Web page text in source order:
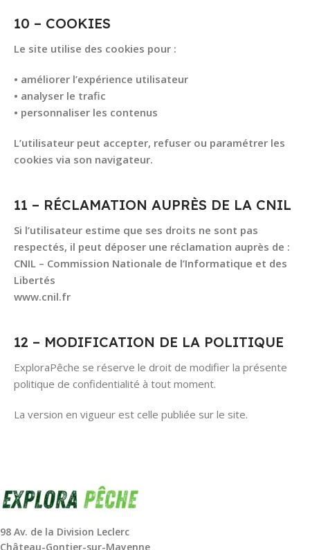
10 – COOKIES
Le site utilise des cookies pour :
• améliorer l’expérience utilisateur
• analyser le trafic
• personnaliser les contenus
L’utilisateur peut accepter, refuser ou paramétrer les
cookies via son navigateur.
11 – RÉCLAMATION AUPRÈS DE LA CNIL
Si l’utilisateur estime que ses droits ne sont pas
respectés, il peut déposer une réclamation auprès de :
CNIL – Commission Nationale de l’Informatique et des
Libertés
www.cnil.fr
12 – MODIFICATION DE LA POLITIQUE
ExploraPêche se réserve le droit de modifier la présente
politique de confidentialité à tout moment.
La version en vigueur est celle publiée sur le site.
98 Av. de la Division Leclerc
Château-Gontier-sur-Mayenne